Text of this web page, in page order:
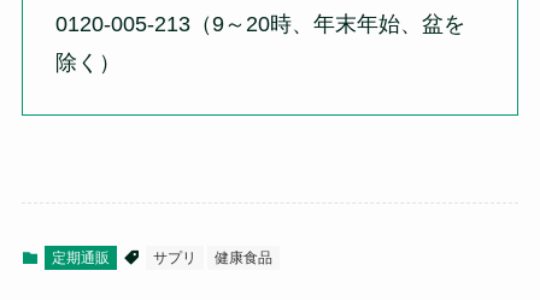
0120-005-213（9～20時、年末年始、盆を
除く）
定期通販 サプリ 健康食品